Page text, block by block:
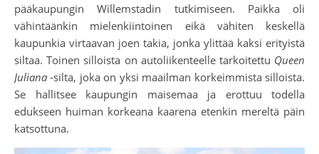
pääkaupungin Willemstadin tutkimiseen. Paikka oli
vähintäänkin mielenkiintoinen eikä vähiten keskellä
kaupunkia virtaavan joen takia, jonka ylittää kaksi erityistä
siltaa. Toinen silloista on autoliikenteelle tarkoitettu Queen
Juliana -silta, joka on yksi maailman korkeimmista silloista.
Se hallitsee kaupungin maisemaa ja erottuu todella
edukseen huiman korkeana kaarena etenkin mereltä päin
katsottuna.